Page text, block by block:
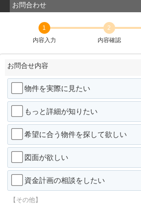
お問合わせ
1
内容入力
2
内容確認
お問合せ内容
物件を実際に見たい
もっと詳細が知りたい
希望に合う物件を探して欲しい
図面が欲しい
資金計画の相談をしたい
【その他】